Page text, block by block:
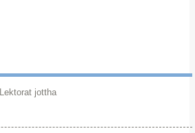
Lektorat jottha